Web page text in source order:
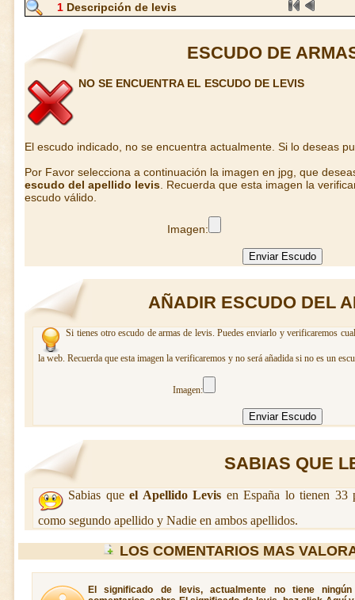
1 Descripción de levis
ESCUDO DE
NO SE ENCUENTRA EL ESCUDO DE LEVIS
El escudo indicado, no se encuentra actualmente. Si lo deseas
Por Favor selecciona a continuación la imagen en jpg, que
escudo del apellido levis . Recuerda que esta imagen la
escudo válido.
Imagen:
AÑADIR ESCUDO DEL
Si tienes otro escudo de armas de levis. Puedes enviarlo y verificaremos
la web. Recuerda que esta imagen la verificaremos y no será añadida si no es un
Imagen:
SABIAS QUE
Sabias queel Apellido Levis en España lo tienen 33
como segundo apellido y Nadie en ambos apellidos.
LOS COMENTARIOS MAS
El significado de levis, actualmente no tiene